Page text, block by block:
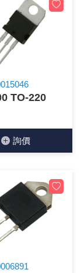
TO-220
詢價